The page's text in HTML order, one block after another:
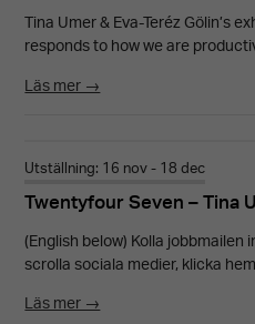
Tina Umer & Eva-Teréz Gölin’s
responds to how we are
Läs mer →
Utställning: 16 nov - 18 dec
Twentyfour Seven – Tina
(English below) Kolla
scrolla sociala medier, klicka
Läs mer →